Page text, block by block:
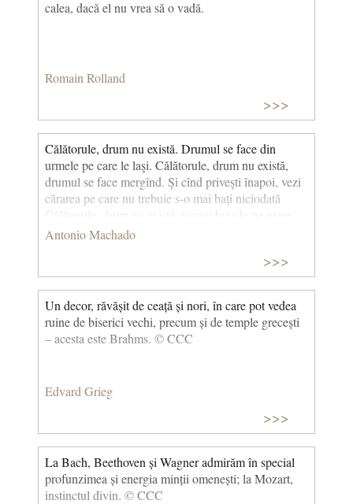
calea, dacă el nu vrea să o vadă.
Romain Rolland
>>>
Călătorule, drum nu există. Drumul se face din
urmele pe care le laşi. Călătorule, drum nu există,
drumul se face mergînd. Şi cînd priveşti înapoi, vezi
cărarea pe care nu trebuie s-o mai baţi niciodată
Călătorule, drum nu există, numai brazde pe mare.
Totul trece şi totul rămîne, dar rostul nostru e să
Antonio Machado
>>>
Un decor, răvășit de ceață și nori, în care pot vedea
ruine de biserici vechi, precum și de temple grecești
– acesta este Brahms. © CCC
Edvard Grieg
>>>
La Bach, Beethoven și Wagner admirăm în special
profunzimea și energia minții omenești; la Mozart,
instinctul divin. © CCC